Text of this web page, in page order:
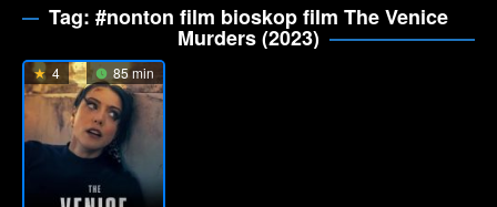
Tag: #nonton film bioskop film The Venice
Murders (2023)
4 85 min